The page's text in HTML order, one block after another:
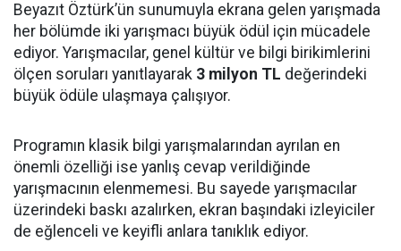
Beyazıt Öztürk’ün sunumuyla ekrana gelen yarışmada
her bölümde iki yarışmacı büyük ödül için mücadele
ediyor. Yarışmacılar, genel kültür ve bilgi birikimlerini
ölçen soruları yanıtlayarak 3 milyon TL değerindeki
büyük ödüle ulaşmaya çalışıyor.
Programın klasik bilgi yarışmalarından ayrılan en
önemli özelliği ise yanlış cevap verildiğinde
yarışmacının elenmemesi. Bu sayede yarışmacılar
üzerindeki baskı azalırken, ekran başındaki izleyiciler
de eğlenceli ve keyifli anlara tanıklık ediyor.